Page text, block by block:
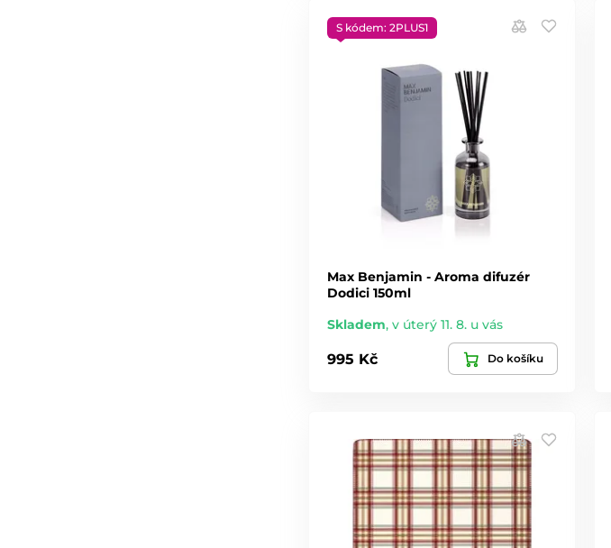
S kódem: 2PLUS1
Max Benjamin - Aroma difuzér
Dodici 150ml
Skladem, v úterý 11. 8. u vás
995 Kč Do košíku